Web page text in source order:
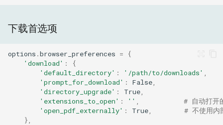
下载首选项
options .browser_preferences =
{
'download' :
{
'default_directory' : '/path/to/downloads' ,
'prompt_for_download' : False,
'directory_upgrade' : True,
'extensions_to_open' : '' ,
# 自动打开
'open_pdf_externally' : True,
# 不使用内
},